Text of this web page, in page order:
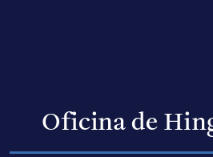
Oficina de